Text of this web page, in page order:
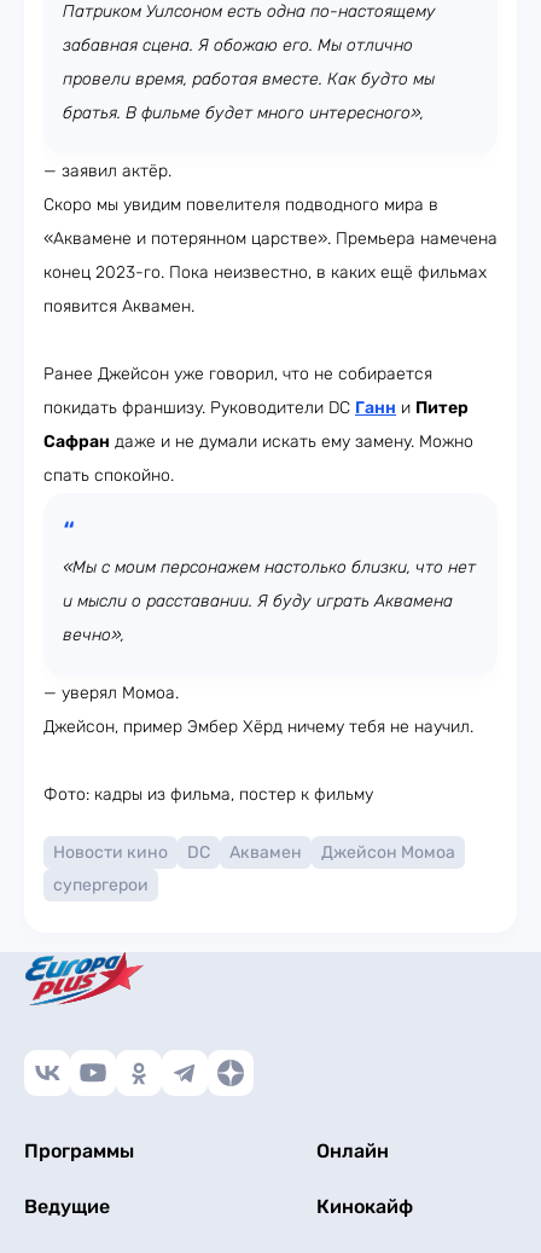
Патриком Уилсоном есть одна по-настоящему
забавная сцена. Я обожаю его. Мы отлично
провели время, работая вместе. Как будто мы
братья. В фильме будет много интересного»,
— заявил актёр.
Скоро мы увидим повелителя подводного мира в
«Аквамене и потерянном царстве». Премьера намечена
конец 2023-го. Пока неизвестно, в каких ещё фильмах
появится Аквамен.
Ранее Джейсон уже говорил, что не собирается
покидать франшизу. Руководители DC Ганн и Питер
Сафран даже и не думали искать ему замену. Можно
спать спокойно.
«Мы с моим персонажем настолько близки, что нет
и мысли о расставании. Я буду играть Аквамена
вечно»,
— уверял Момоа.
Джейсон, пример Эмбер Хёрд ничему тебя не научил.
Фото: кадры из фильма, постер к фильму
Новости кино DC Аквамен
Джейсон Момоа
супергерои
Программы Онлайн
Ведущие Кинокайф